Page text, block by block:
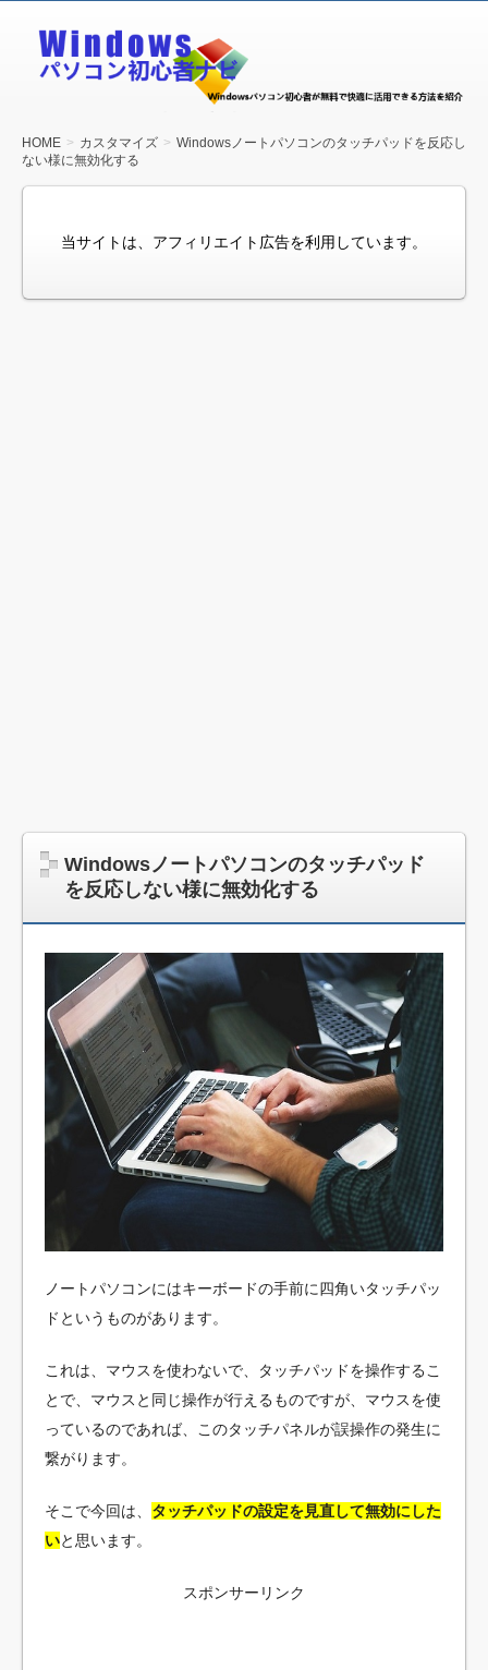
Windows
パソコン
HOME カスタマイズ
Windowsノートパソコンのタッチパッドを反応し
ない様に無効化する
当サイトは、アフィリエイト広告を利用しています。
Windowsノートパソコンのタッチパッド
を反応しない様に無効化する
ノートパソコンにはキーボードの手前に四角いタッチパッ
ドというものがあります。
これは、マウスを使わないで、タッチパッドを操作するこ
とで、マウスと同じ操作が行えるものですが、マウスを使
っているのであれば、このタッチパネルが誤操作の発生に
繋がります。
そこで今回は、 タッチパッドの設定を見直して無効にした
いと思います。
スポンサーリンク